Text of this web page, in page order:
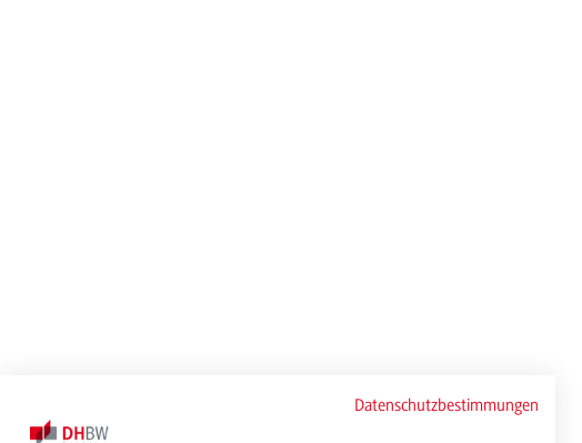
Datenschutzbestimmungen